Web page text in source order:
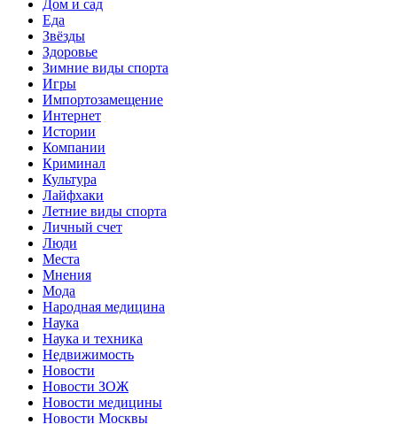
Дом и сад
Еда
Звёзды
Здоровье
Зимние виды спорта
Игры
Импортозамещение
Интернет
Истории
Компании
Криминал
Культура
Лайфхаки
Летние виды спорта
Личный счет
Люди
Места
Мнения
Мода
Народная медицина
Наука
Наука и техника
Недвижимость
Новости
Новости ЗОЖ
Новости медицины
Новости Москвы